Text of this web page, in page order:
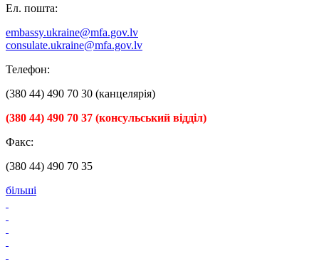
Ел. пошта:
embassy.ukraine@mfa.gov.lv
consulate.ukraine@mfa.gov.lv
Телефон:
(380 44) 490 70 30 (канцелярія)
(380 44) 490 70 37 (консульський відділ)
Факс:
(380 44) 490 70 35
більші